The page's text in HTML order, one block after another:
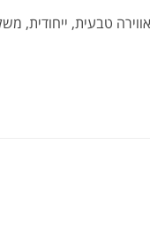
טבעית, ייחודית,